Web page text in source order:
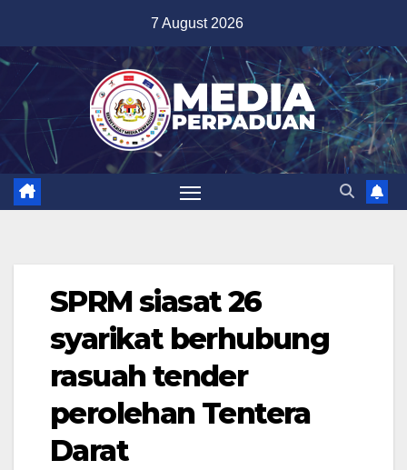
content
7 August 2026
SPRM siasat 26
syarikat berhubung
rasuah tender
perolehan Tentera
Darat